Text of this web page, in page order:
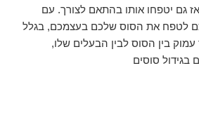
גם יטפחו אותו בהתאם לצורך. עם
לטפח את הסוס שלכם בעצמכם, בגלל
עמוק בין הסוס לבין הבעלים שלו,
בגידול סוסים